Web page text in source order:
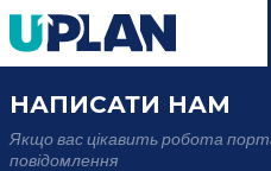
НАПИСАТИ НАМ
Якщо вас цікавить робота
повідомлення